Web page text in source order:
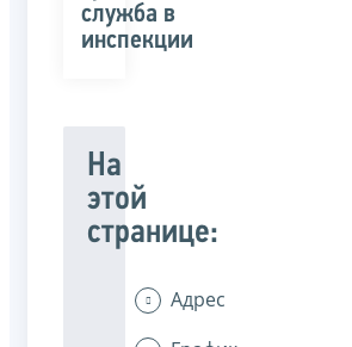
служба в
инспекции
На
этой
странице:
Адрес